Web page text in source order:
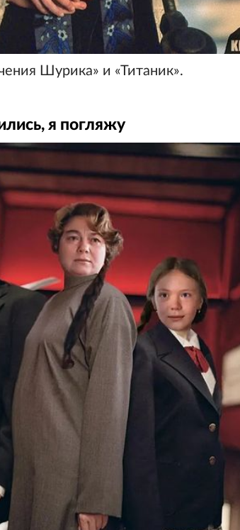
Шурика» и «Титаник».
я погляжу